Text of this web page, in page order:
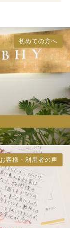
初めての方へ
お客様・利用者の声